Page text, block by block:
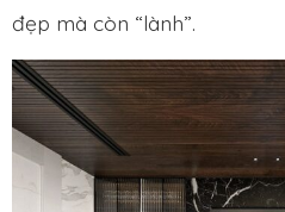
đẹp mà còn “lành”.